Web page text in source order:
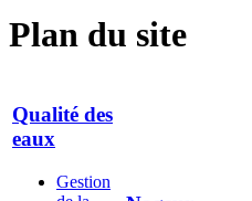
Plan du site
Qualité des
eaux
Gestion